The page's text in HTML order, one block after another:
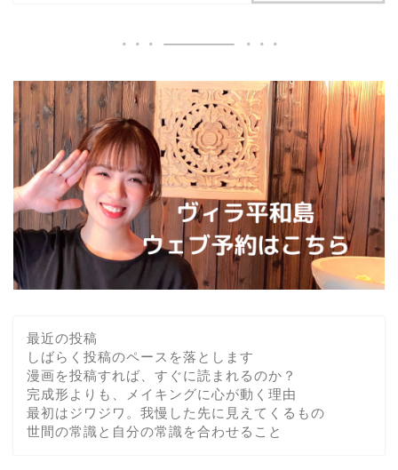
最近の投稿
しばらく投稿のペースを落とします
漫画を投稿すれば、すぐに読まれるのか？
完成形よりも、メイキングに心が動く理由
最初はジワジワ。我慢した先に見えてくるもの
世間の常識と自分の常識を合わせること